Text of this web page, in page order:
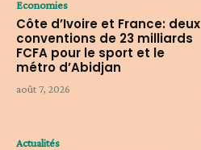
Economies
Côte d’Ivoire et France: deux
conventions de 23 milliards
FCFA pour le sport et le
métro d’Abidjan
août 7, 2026
Actualités